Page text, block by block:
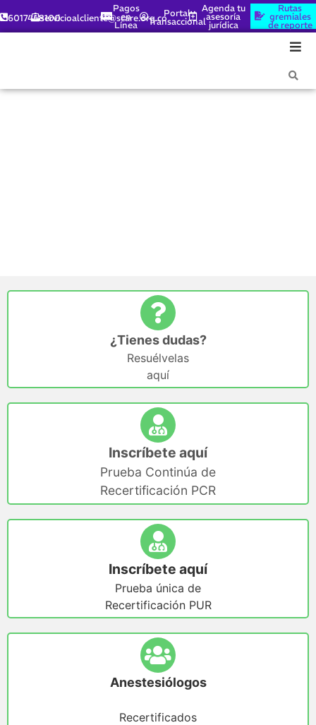
6017448100servicioalcliente@scare.org.co
Pagos
en
Línea
Portal
Transaccional
Agenda tu
asesoría
jurídica
Rutas
gremiales
de reporte
¿Tienes dudas?
Resuélvelas
aquí
Inscríbete aquí
Prueba Continúa de
Recertificación PCR
Inscríbete aquí
Prueba única de
Recertificación PUR
Anestesiólogos
Recertificados